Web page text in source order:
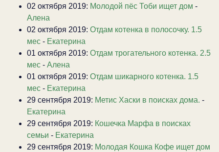
02 октября 2019: Молодой пёс Тоби ищет дом -
Алена
02 октября 2019: Отдам котенка в полосочку. 1.5
мес - Екатерина
01 октября 2019: Отдам трогательного котенка. 2.5
мес - Алена
01 октября 2019: Отдам шикарного котенка. 1.5
мес - Екатерина
29 сентября 2019: Метис Хаски в поисках дома. -
Екатерина
29 сентября 2019: Кошечка Марфа в поисках
семьи - Екатерина
29 сентября 2019: Молодая Кошка Кофе ищет дом